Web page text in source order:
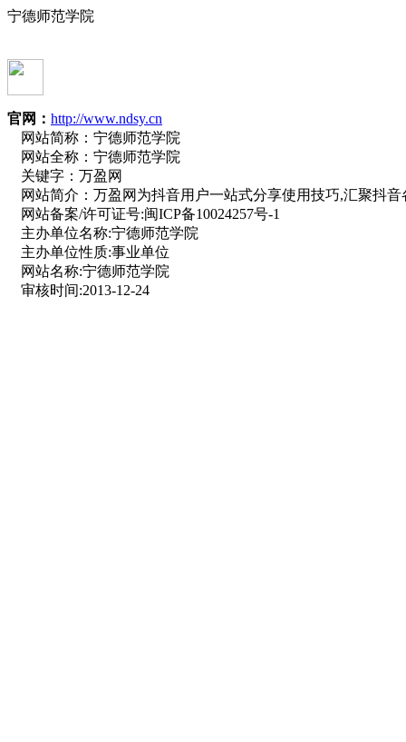
宁德师范学院
官网： http://www.ndsy.cn
网站简称： 宁德师范学院
网站全称： 宁德师范学院
关键字： 万盈网
网站简介： 万盈网为抖音用户一站式分享使用技巧,汇聚抖
网站备案/许可证号:闽ICP备10024257号-1
主办单位名称:宁德师范学院
主办单位性质:事业单位
网站名称:宁德师范学院
审核时间:2013-12-24